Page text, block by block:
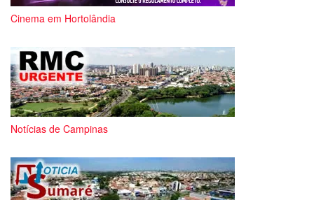
Cinema em Hortolândia
Notícias de Campinas